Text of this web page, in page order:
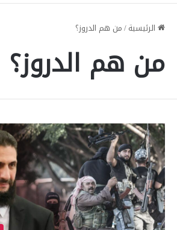
الرئيسية/من هم الدروز؟
من هم الدروز؟